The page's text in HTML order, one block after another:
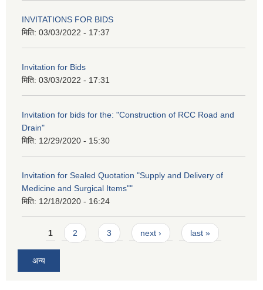
INVITATIONS FOR BIDS
मिति: 03/03/2022 - 17:37
Invitation for Bids
मिति: 03/03/2022 - 17:31
Invitation for bids for the: "Construction of RCC Road and
Drain"
मिति: 12/29/2020 - 15:30
Invitation for Sealed Quotation "Supply and Delivery of
Medicine and Surgical Items""
मिति: 12/18/2020 - 16:24
Pages
1 2 3 next › last »
अन्य